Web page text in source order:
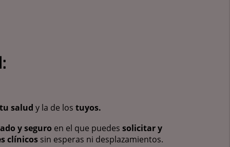
tu salud y la de los tuyos.
y seguro en el que puedes solicitar y
clínicos sin esperas ni desplazamientos.